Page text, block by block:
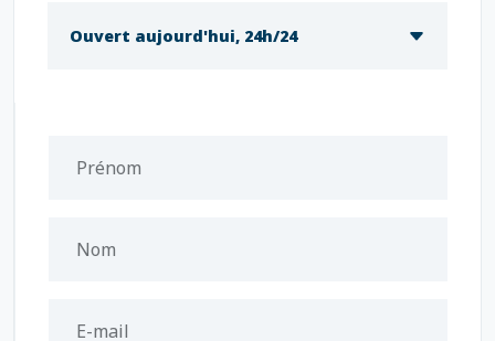
Ouvert aujourd'hui, 24h/24
Prénom
Nom
E-mail